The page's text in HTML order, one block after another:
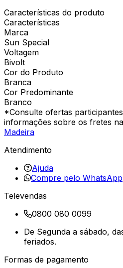
Características do produto
Características
Marca
Sun Special
Voltagem
Bivolt
Cor do Produto
Branca
Cor Predominante
Branco
*Consulte ofertas
informações sobre os fretes
Madeira
Atendimento
Ajuda
Compre pelo WhatsApp
Televendas
0800 080 0099
De Segunda a sábado,
feriados.
Formas de pagamento